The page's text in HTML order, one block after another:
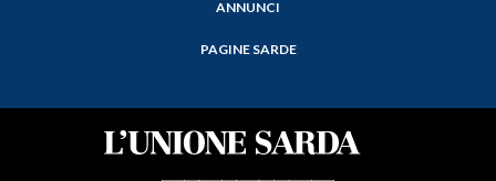
ANNUNCI
PAGINE SARDE